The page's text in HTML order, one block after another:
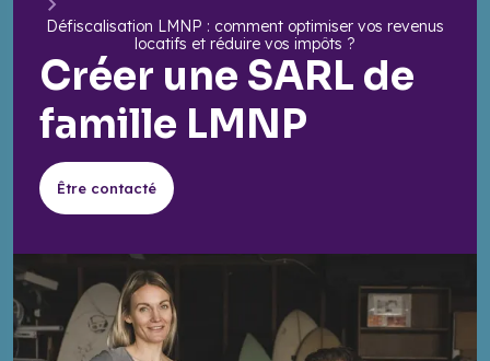
​Défiscalisation LMNP : comment optimiser vos revenus
locatifs et réduire vos impôts ?
Créer une SARL de
famille LMNP
Être contacté